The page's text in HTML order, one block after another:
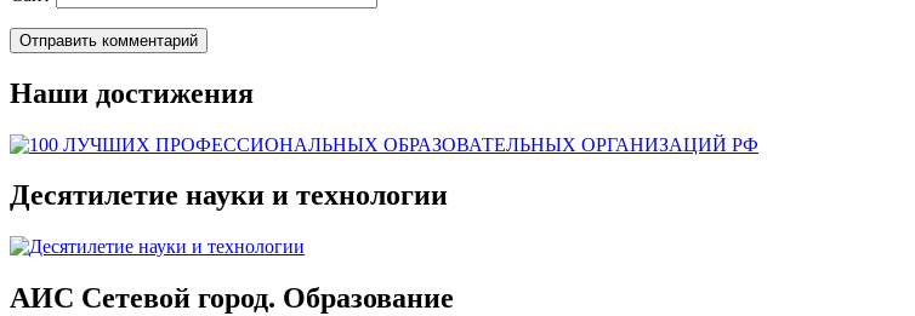
Наши достижения
Десятилетие науки и технологии
АИС Сетевой город. Образование